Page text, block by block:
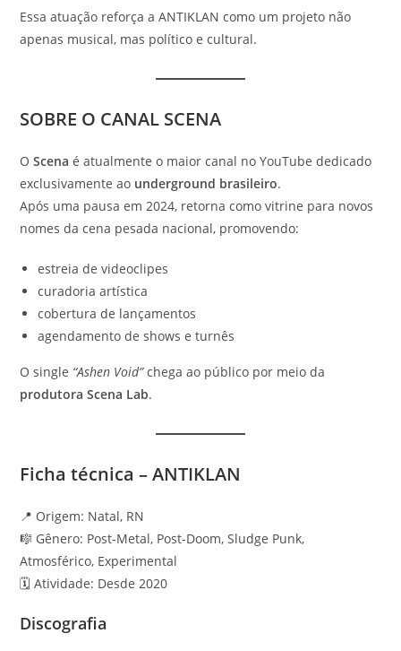
Essa atuação reforça a ANTIKLAN como um projeto não
apenas musical, mas político e cultural.
SOBRE O CANAL SCENA
OScena é atualmente o maior canal no YouTube dedicado
exclusivamente ao underground brasileiro.
Após uma pausa em 2024, retorna como vitrine para novos
nomes da cena pesada nacional, promovendo:
estreia de videoclipes
curadoria artística
cobertura de lançamentos
agendamento de shows e turnês
O single “Ashen Void”chega ao público por meio da
produtora Scena Lab.
Ficha técnica – ANTIKLAN
📍 Origem: Natal, RN
🎼 Gênero: Post-Metal, Post-Doom, Sludge Punk,
Atmosférico, Experimental
🗓 Atividade: Desde 2020
Discografia